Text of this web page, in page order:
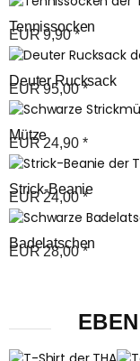
Tennissocken
EUR 9,90 *
Deuter Rucksack
EUR 95,00 *
Mütze
EUR 24,90 *
Strick-Beanie
EUR 24,00 *
Badelatschen
EUR 28,00 *